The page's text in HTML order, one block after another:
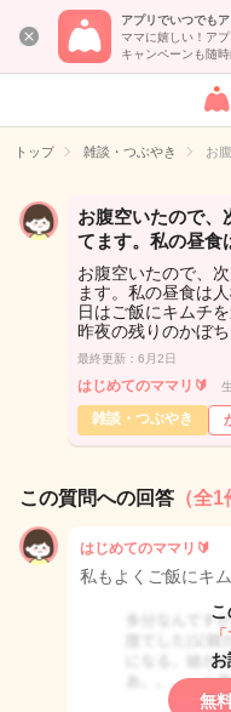
アプリでいつでもア
ママに嬉しい！ア
キャンペーンも随時
女
イ
トップ 雑談・つぶやき お
お腹空いたので、
てます。私の昼
お腹空いたので、
ます。私の昼食は
日はご飯にキムチ
昨夜の残りのかぼ
最終更新：6月2日
はじめてのママリ🔰
雑談・つぶやき
この質問への回答 （全1
はじめてのママリ🔰
私もよくご飯にキ
「
お
無